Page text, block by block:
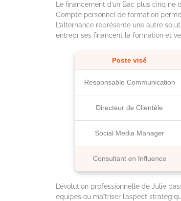
Le financement d’un Bac plus cinq
Compte personnel de formation
L’alternance représente une autre
entreprises financent la formation et
Poste visé
Responsable Communication
Directeur de Clientèle
Social Media Manager
Consultant en Influence
L’évolution professionnelle de Julie
équipes ou maîtriser l’aspect